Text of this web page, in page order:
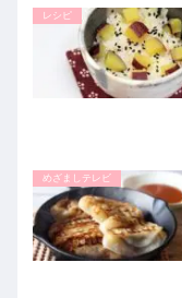
レシピ
めざましテレビ